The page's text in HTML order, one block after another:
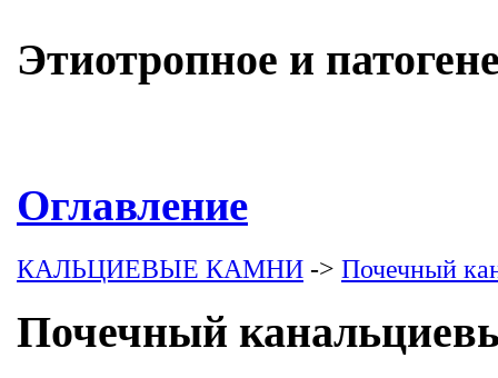
Этиотропное и
Оглавление
КАЛЬЦИЕВЫЕ КАМНИ -> Почечный
Почечный